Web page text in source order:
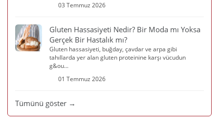
03 Temmuz 2026
Gluten Hassasiyeti Nedir? Bir Moda mı Yoksa
Gerçek Bir Hastalık mı?
Gluten hassasiyeti, buğday, çavdar ve arpa gibi
tahıllarda yer alan gluten proteinine karşı vücudun
g&ou...
01 Temmuz 2026
Tümünü göster →